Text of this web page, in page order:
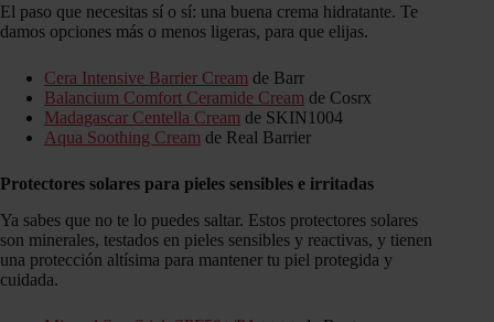
El paso que necesitas sí o sí: una buena crema hidratante. Te
damos opciones más o menos ligeras, para que elijas.
Cera Intensive Barrier Cream de Barr
Balancium Comfort Ceramide Cream de Cosrx
Madagascar Centella Cream de SKIN1004
Aqua Soothing Cream de Real Barrier
Protectores solares para pieles sensibles e irritadas
Ya sabes que no te lo puedes saltar. Estos protectores solares
son minerales, testados en pieles sensibles y reactivas, y tienen
una protección altísima para mantener tu piel protegida y
cuidada.